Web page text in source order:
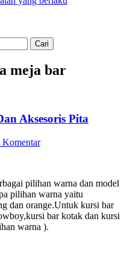
meja bar
Aksesoris Pita
Komentar
pilihan warna dan model
pilihan warna yaitu
dan orange.Untuk kursi bar
bar kotak dan kursi
warna ).